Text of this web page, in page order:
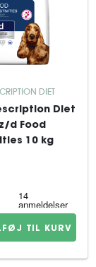
DIET
Diet
d Food
10 kg
TIL KURV